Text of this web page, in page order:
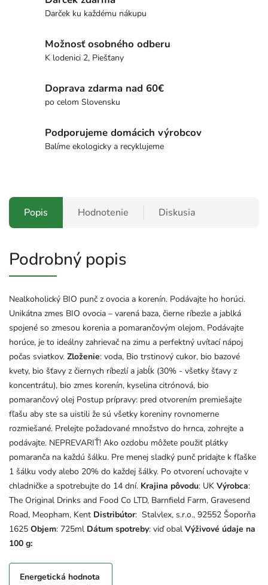
Darček ku každému nákupu
Možnosť osobného odberu
K lodenici 2, Piešťany
Doprava zdarma nad 60€
po celom Slovensku
Podporujeme domácich výrobcov
Balíme ekologicky a recyklujeme
Popis Hodnotenie Diskusia
Podrobný popis
Nealkoholický BIO punč z ovocia a korenín. Podávajte ho horúci.
Unikátna zmes BIO ovocia – varená baza, čierne ríbezle a jablká
spojené so zmesou korenia a pomarančovým olejom. Podávajte
horúce, je to ideálny zahrievač na zimu a perfektný uvítací nápoj
počas sviatkov. Zloženie: voda, Bio trstinový cukor, bio bazové
kvety, bio šťavy z čiernych ríbezlí a jabĺk (30% - všetky šťavy z
koncentrátu), bio zmes korenín, kyselina citrónová, bio
pomarančový olej Postup prípravy: pred otvorením premiešajte
fľašu aby ste sa uistili že sú všetky koreniny rovnomerne
rozmiešané. Prelejte požadované množstvo do hrnca, zohrejte a
podávajte. NEPREVARIŤ! Ako ozdobu môžete použiť plátky
pomaranča na každú šálku. Pre menej sladký punč pridajte k fľaške
1 šálku vody alebo 20% do každej šálky. Po otvorení uchovajte v
chladničke a spotrebujte do 14 dní. Krajina pôvodu: UK Výrobca:
The Original Drinks and Food Co LTD, Barnfield Farm, Gravesend
Road, Meopham, Kent Distribútor: Stalvlex, s.r.o., 92552 Šoporňa
1625 Objem: 725ml Dátum spotreby: viď obal Výživové údaje na
100 g:
Energetická hodnota